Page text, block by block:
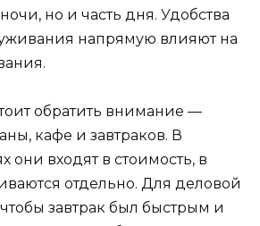
но и часть дня. Удобства
напрямую влияют на
обратить внимание —
кафе и завтраков. В
они входят в стоимость, в
отдельно. Для деловой
завтрак был быстрым и